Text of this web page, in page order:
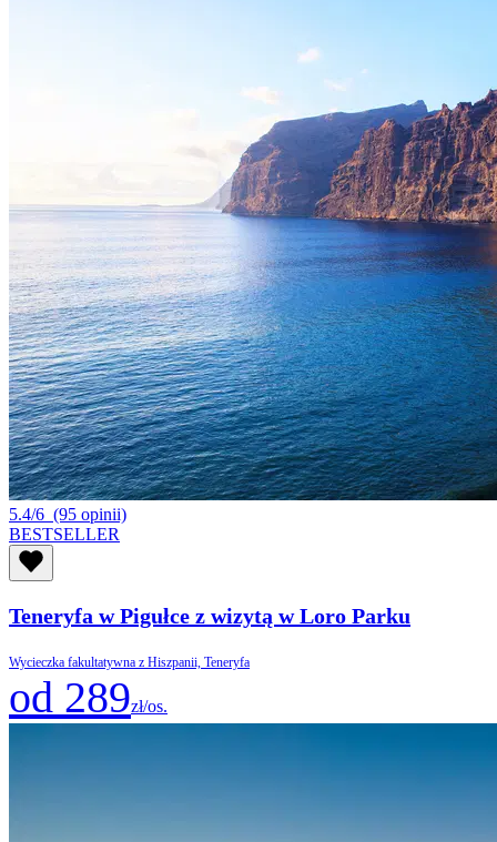
5.4/6 (95 opinii)
BESTSELLER
Teneryfa w Pigułce z wizytą w Loro Parku
Wycieczka fakultatywna z Hiszpanii, Teneryfa
od 289zł/os.